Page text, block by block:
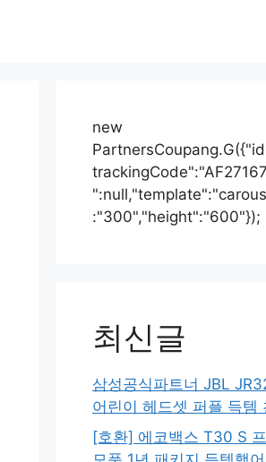
new
:"300","height":"600"});
최신글
삼성공식파트너 JBL
어린이 헤드셋 퍼플 득템
[호환] 에코백스 T30 S